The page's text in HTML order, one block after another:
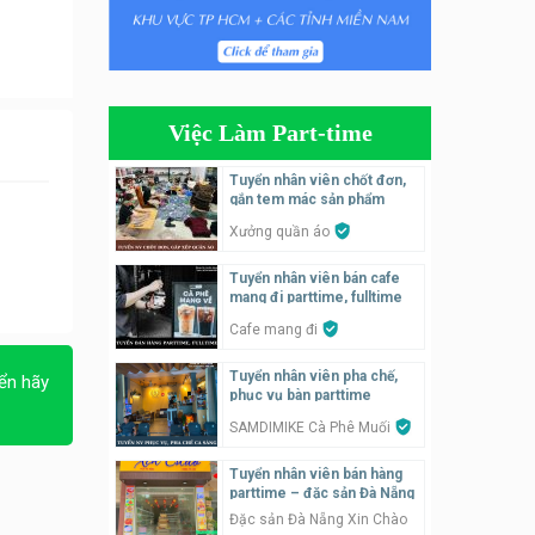
hãy
Tuyển nhân viên tiếp thực,
phục vụ bàn
– hỗ trợ ăn ở
Quán bánh đa cua
parttime
Tuyển nhân viên bán hàng
parttime
Húp Tea
Tuyển nhân viên pha chế
tiệm trà sữa
TRÀ SỮA THÁI LAN
Việc Làm Part-time
Tuyển nhân viên chốt đơn,
gắn tem mác sản phẩm
Xưởng quần áo
Tuyển nhân viên bán cafe
mang đi parttime, fulltime
Cafe mang đi
Tuyển nhân viên pha chế,
phục vụ bàn parttime
SAMDIMIKE Cà Phê Muối
Tuyển nhân viên bán hàng
parttime – đặc sản Đà Nẵng
Đặc sản Đà Nẵng Xin Chào